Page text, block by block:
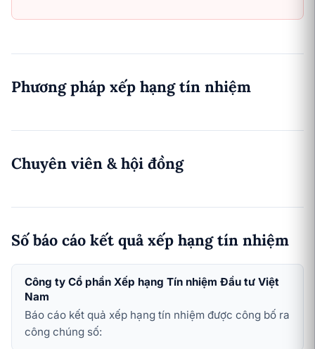
Phương pháp xếp hạng tín nhiệm
Chuyên viên & hội đồng
Số báo cáo kết quả xếp hạng tín nhiệm
Công ty Cổ phần Xếp hạng Tín nhiệm Đầu tư Việt
Nam
Báo cáo kết quả xếp hạng tín nhiệm được công bố ra
công chúng số: